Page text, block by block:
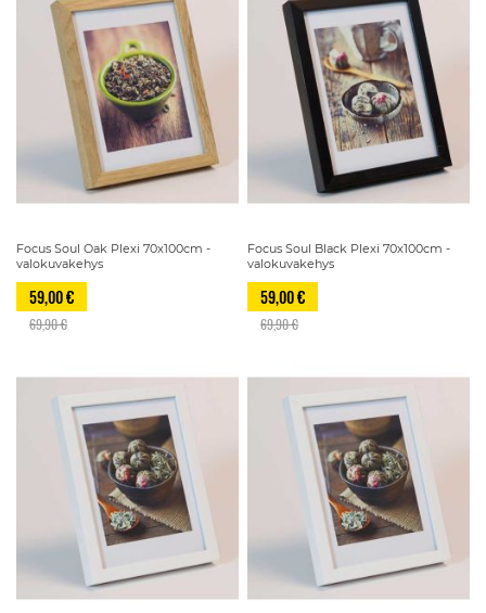
Focus Soul Oak Plexi 70x100cm -
valokuvakehys
59,00 €
69,90 €
Focus Soul Black Plexi 70x100cm -
valokuvakehys
59,00 €
69,90 €